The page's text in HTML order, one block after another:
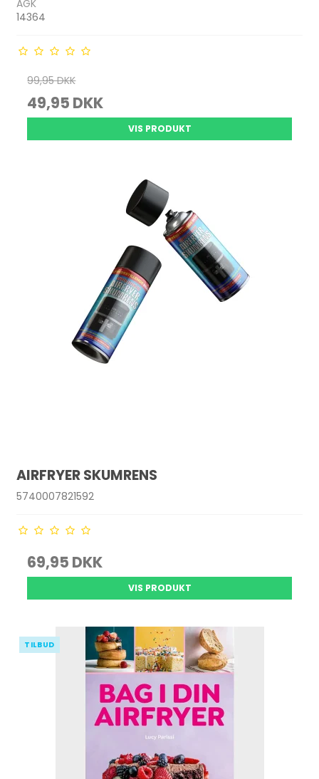
AGK
14364
99,95 DKK
49,95 DKK
VIS PRODUKT
AIRFRYER SKUMRENS
5740007821592
69,95 DKK
VIS PRODUKT
TILBUD